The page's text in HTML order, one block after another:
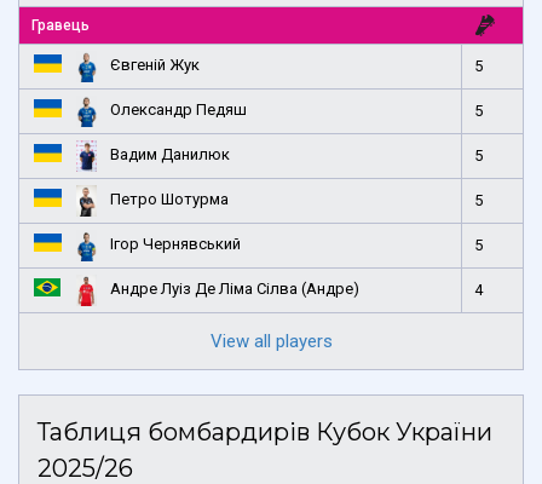
Гравець
Євгеній Жук 5
Олександр Педяш 5
Вадим Данилюк 5
Петро Шотурма 5
Ігор Чернявський 5
Андре Луіз Де Ліма Сілва (Андре) 4
View all players
Таблиця бомбардирів Кубок України
2025/26